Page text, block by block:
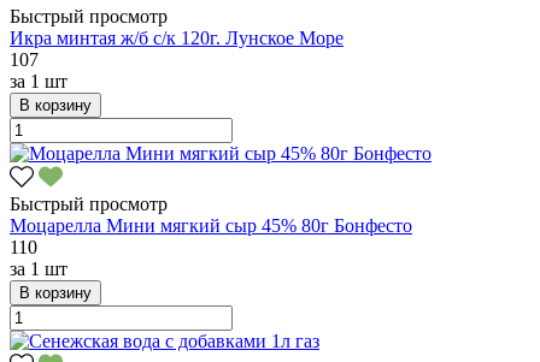
Быстрый просмотр
Икра минтая ж/б с/к 120г. Лунское Море
107
за 1 шт
В корзину
Быстрый просмотр
Моцарелла Мини мягкий сыр 45% 80г Бонфесто
110
за 1 шт
В корзину